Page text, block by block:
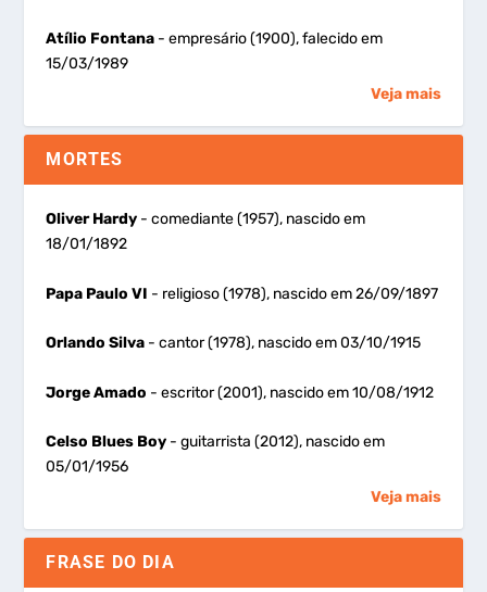
Atílio Fontana - empresário (1900), falecido em
15/03/1989
Veja mais
MORTES
Oliver Hardy - comediante (1957), nascido em
18/01/1892
Papa Paulo VI - religioso (1978), nascido em 26/09/1897
Orlando Silva - cantor (1978), nascido em 03/10/1915
Jorge Amado - escritor (2001), nascido em 10/08/1912
Celso Blues Boy - guitarrista (2012), nascido em
05/01/1956
Veja mais
FRASE DO DIA